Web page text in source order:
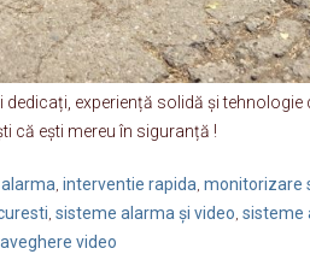
dedicați, experiență solidă și tehnologie
că ești mereu în siguranță !
, interventie rapida, monitorizare
, sisteme alarma și video, sisteme
video